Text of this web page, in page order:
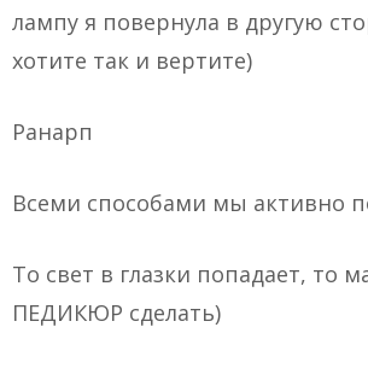
лампу я повернула в другую
хотите так и вертите)
Ранарп
Всеми способами мы активно
То свет в глазки попадает, то
ПЕДИКЮР сделать)